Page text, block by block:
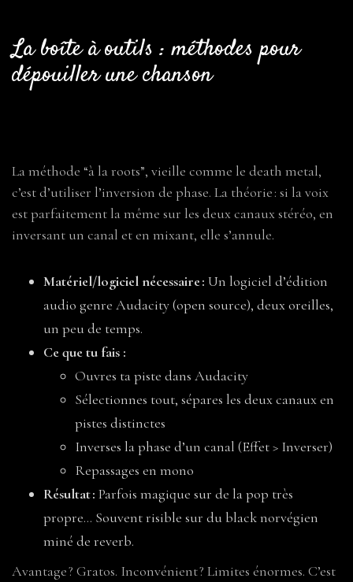
La boîte à outils : méthodes pour
dépouiller une chanson
La méthode “à la roots”, vieille comme le death metal,
c’est d’utiliser l’inversion de phase. La théorie : si la voix
est parfaitement la même sur les deux canaux stéréo, en
inversant un canal et en mixant, elle s’annule.
Matériel/logiciel nécessaire : Un logiciel d’édition
audio genre Audacity (open source), deux oreilles,
un peu de temps.
Ce que tu fais :
Ouvres ta piste dans Audacity
Sélectionnes tout, sépares les deux canaux en
pistes distinctes
Inverses la phase d’un canal (Effet > Inverser)
Repassages en mono
Résultat : Parfois magique sur de la pop très
propre… Souvent risible sur du black norvégien
miné de reverb.
Avantage ? Gratos. Inconvénient ? Limites énormes. C’est